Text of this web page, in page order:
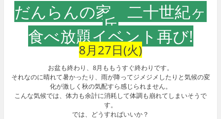
だんらんの家 二十世紀ヶ
丘
食べ放題イベント再び!
8月27日(火)
お盆も終わり、8月ももうすぐ終わりです。
それなのに晴れて暑かったり、雨が降ってジメジメしたりと気候の変
化が激しく秋の気配すら感じられません。
こんな気候では、体力も余計に消耗して体調も崩れてしまいそうで
す。
では、どうすればいいか？